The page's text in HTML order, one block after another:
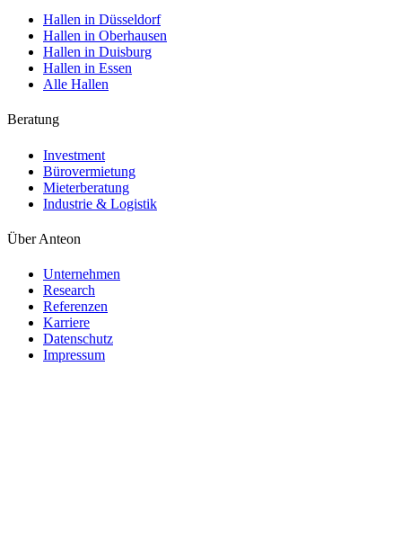
Hallen in Düsseldorf
Hallen in Oberhausen
Hallen in Duisburg
Hallen in Essen
Alle Hallen
Beratung
Investment
Bürovermietung
Mieterberatung
Industrie & Logistik
Über Anteon
Unternehmen
Research
Referenzen
Karriere
Datenschutz
Impressum